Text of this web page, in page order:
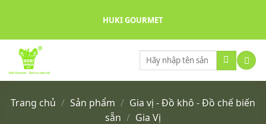
HUKI GOURMET
Tìm
kiếm:
Trang chủ / Sản phẩm / Gia vị - Đồ khô - Đồ chế biến
sẵn / Gia Vị